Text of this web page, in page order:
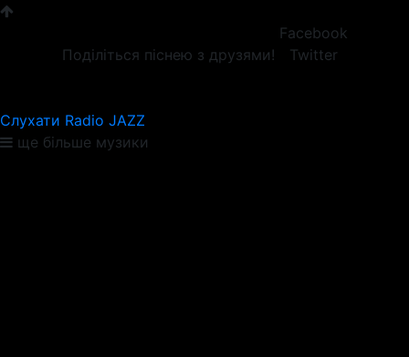
Поділіться піснею з друзями!
Facebook
Twitter
Слухати Radio JAZZ
ще більше музики